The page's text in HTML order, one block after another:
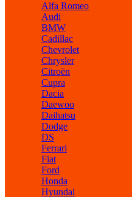
Alfa Romeo
Audi
BMW
Cadillac
Chevrolet
Chrysler
Citroën
Cupra
Dacia
Daewoo
Daihatsu
Dodge
DS
Ferrari
Fiat
Ford
Honda
Hyundai